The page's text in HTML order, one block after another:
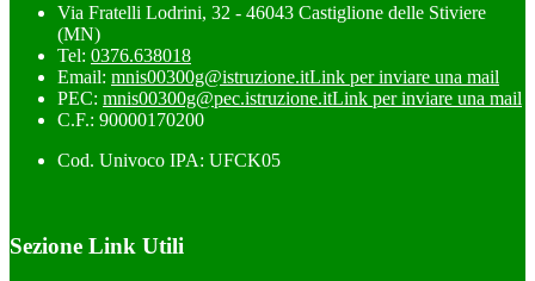
Via Fratelli Lodrini, 32 - 46043 Castiglione delle Stiviere
(MN)
Tel: 0376.638018
Email: mnis00300g@istruzione.itLink per inviare una mail
PEC: mnis00300g@pec.istruzione.itLink per inviare una mail
C.F.: 90000170200
Cod. Univoco IPA: UFCK05
Sezione Link Utili